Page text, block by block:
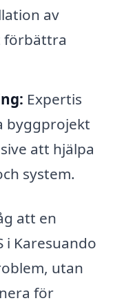
av
förbättra
Expertis
byggprojekt
att hjälpa
system.
att en
i Karesuando
utan
för